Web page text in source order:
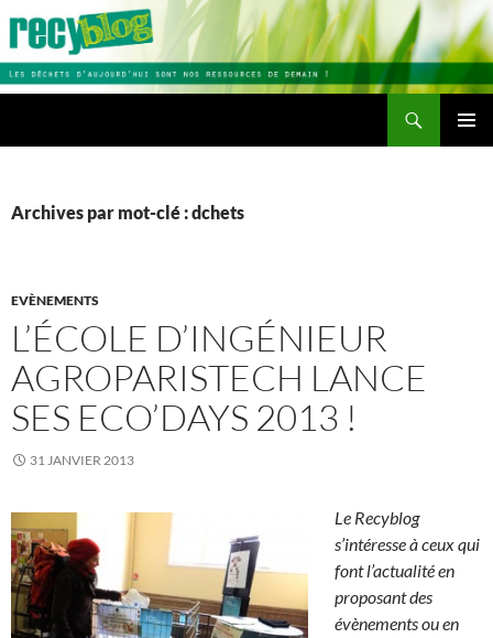
Aller
contenu
Archives par mot-clé : dchets
EVÈNEMENTS
L’ÉCOLE D’INGÉNIEUR
AGROPARISTECH LANCE
SES ECO’DAYS 2013 !
31 JANVIER 2013
Le Recyblog
s’intéresse à ceux qui
font l’actualité en
proposant des
évènements ou en